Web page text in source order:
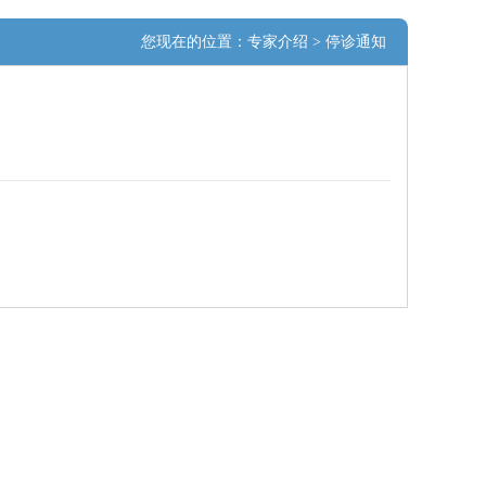
您现在的位置： 专家介绍 > 停诊通知